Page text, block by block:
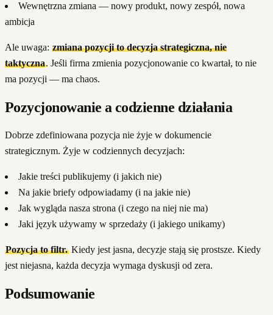
Wewnętrzna zmiana — nowy produkt, nowy zespół, nowa
ambicja
Ale uwaga: zmiana pozycji to decyzja strategiczna, nie
taktyczna. Jeśli firma zmienia pozycjonowanie co kwartał, to nie
ma pozycji — ma chaos.
Pozycjonowanie a codzienne działania
Dobrze zdefiniowana pozycja nie żyje w dokumencie
strategicznym. Żyje w codziennych decyzjach:
Jakie treści publikujemy (i jakich nie)
Na jakie briefy odpowiadamy (i na jakie nie)
Jak wygląda nasza strona (i czego na niej nie ma)
Jaki język używamy w sprzedaży (i jakiego unikamy)
Pozycja to filtr.Kiedy jest jasna, decyzje stają się prostsze. Kiedy
jest niejasna, każda decyzja wymaga dyskusji od zera.
Podsumowanie